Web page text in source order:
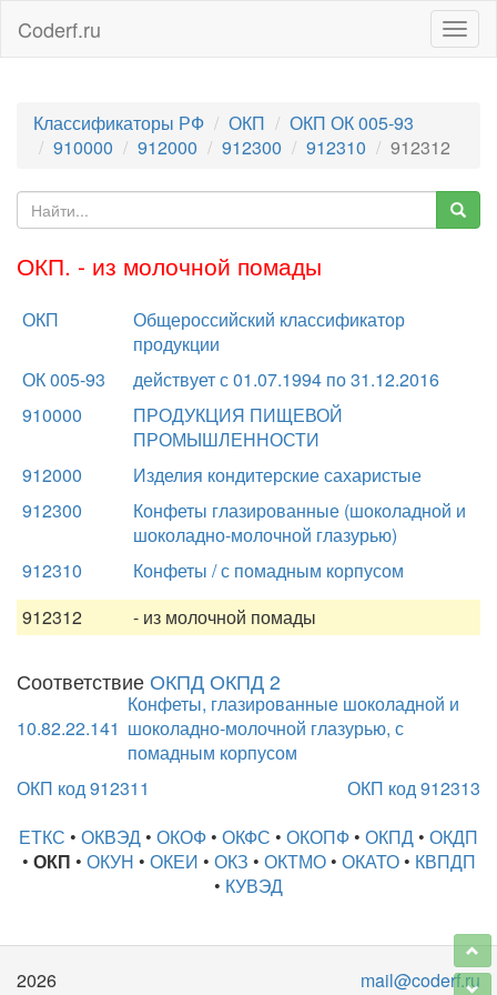
Coderf.ru
Классификаторы РФ ОКП
ОКП ОК 005-93
910000
912000 912300 912310 912312
ОКП. - из молочной помады
ОКП
Общероссийский классификатор
продукции
ОК 005-93
действует с 01.07.1994 по 31.12.2016
910000
ПРОДУКЦИЯ ПИЩЕВОЙ
ПРОМЫШЛЕННОСТИ
912000
Изделия кондитерские сахаристые
912300
Конфеты глазированные (шоколадной и
шоколадно-молочной глазурью)
912310
Конфеты / с помадным корпусом
912312
- из молочной помады
Соответствие ОКПД ОКПД 2
10.82.22.141
Конфеты, глазированные шоколадной и
шоколадно-молочной глазурью, с
помадным корпусом
ОКП код 912311
ОКП код 912313
ЕТКС • ОКВЭД • ОКОФ • ОКФС • ОКОПФ • ОКПД • ОКДП
• ОКП • ОКУН • ОКЕИ • ОКЗ • ОКТМО• ОКАТО• КВПДП
• КУВЭД
2026 mail@coderf.ru